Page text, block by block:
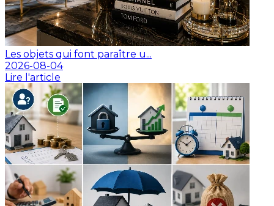
Les objets qui font paraître u...
2026-08-04
Lire l'article